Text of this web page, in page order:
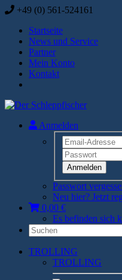
+49 (0) 561-524161
Startseite
News und Service
Partner
Mein Konto
Kontakt
Anmelden
Anmelden
Passwort
Neu hier? Jetzt
0,00 €
Es befinden sich
TROLLING
TROLLING